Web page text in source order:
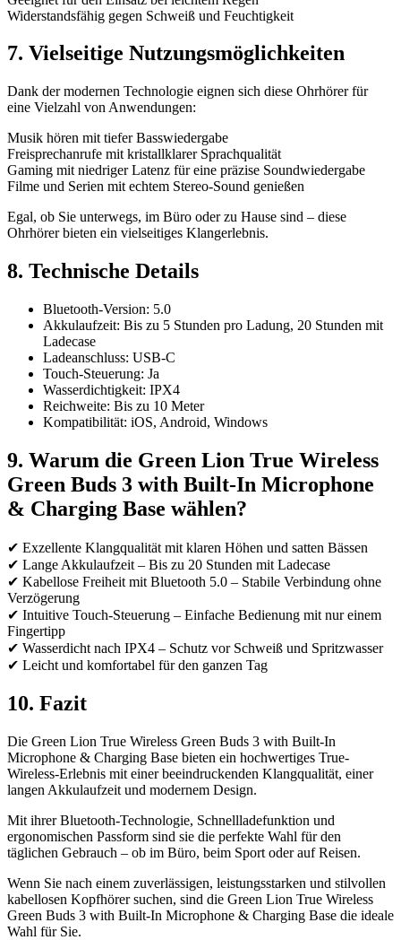
Widerstandsfähig gegen Schweiß und Feuchtigkeit
7. Vielseitige Nutzungsmöglichkeiten
Dank der modernen Technologie eignen sich diese Ohrhörer für
eine Vielzahl von Anwendungen:
Musik hören mit tiefer Basswiedergabe
Freisprechanrufe mit kristallklarer Sprachqualität
Gaming mit niedriger Latenz für eine präzise Soundwiedergabe
Filme und Serien mit echtem Stereo-Sound genießen
Egal, ob Sie unterwegs, im Büro oder zu Hause sind – diese
Ohrhörer bieten ein vielseitiges Klangerlebnis.
8. Technische Details
Bluetooth-Version: 5.0
Akkulaufzeit: Bis zu 5 Stunden pro Ladung, 20 Stunden mit
Ladecase
Ladeanschluss: USB-C
Touch-Steuerung: Ja
Wasserdichtigkeit: IPX4
Reichweite: Bis zu 10 Meter
Kompatibilität: iOS, Android, Windows
9. Warum die Green Lion True Wireless
Green Buds 3 with Built-In Microphone
& Charging Base wählen?
✔ Exzellente Klangqualität mit klaren Höhen und satten Bässen
✔ Lange Akkulaufzeit – Bis zu 20 Stunden mit Ladecase
✔ Kabellose Freiheit mit Bluetooth 5.0 – Stabile Verbindung ohne
Verzögerung
✔ Intuitive Touch-Steuerung – Einfache Bedienung mit nur einem
Fingertipp
✔ Wasserdicht nach IPX4 – Schutz vor Schweiß und Spritzwasser
✔ Leicht und komfortabel für den ganzen Tag
10. Fazit
Die Green Lion True Wireless Green Buds 3 with Built-In
Microphone & Charging Base bieten ein hochwertiges True-
Wireless-Erlebnis mit einer beeindruckenden Klangqualität, einer
langen Akkulaufzeit und modernem Design.
Mit ihrer Bluetooth-Technologie, Schnellladefunktion und
ergonomischen Passform sind sie die perfekte Wahl für den
täglichen Gebrauch – ob im Büro, beim Sport oder auf Reisen.
Wenn Sie nach einem zuverlässigen, leistungsstarken und stilvollen
kabellosen Kopfhörer suchen, sind die Green Lion True Wireless
Green Buds 3 with Built-In Microphone & Charging Base die ideale
Wahl für Sie.